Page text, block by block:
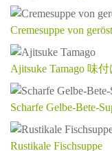
Cremesuppe von
Ajitsuke Tamago 味
Scharfe Gelbe-Bete-
Rustikale Fischsuppe